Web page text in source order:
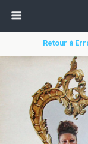
Retour à